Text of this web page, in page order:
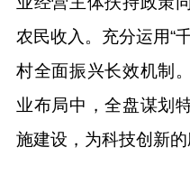
农民收入。充分运用“
村全面振兴长效机制
业布局中，全盘谋划
施建设，为科技创新的